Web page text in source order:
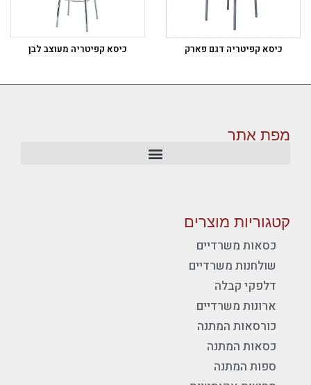
כיסא קפיטריה דגם פארק כיסא קפיטריה מעוצב לבן
מפת אתר
קטגוריות מוצרים
כסאות משרדיים
שולחנות משרדיים
דלפקי קבלה
ארונות משרדיים
כורסאות המתנה
כסאות המתנה
ספות המתנה